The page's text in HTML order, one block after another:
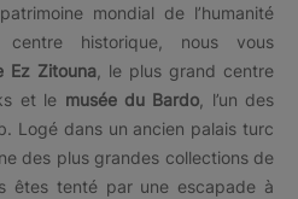
mondial de l’humanité
historique, nous vous
Ez Zitouna , le plus grand centre
et le musée du Bardo , l’un des
Logé dans un ancien palais turc
des plus grandes collections de
êtes tenté par une escapade à